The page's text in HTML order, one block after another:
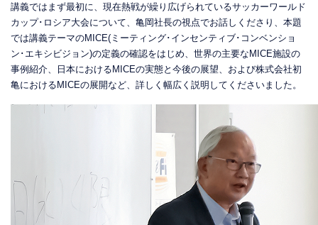
講義ではまず最初に、現在熱戦が繰り広げられているサッカーワールド
カップ･ロシア大会について、亀岡社長の視点でお話しくださり、本題
では講義テーマのMICE(ミーティング･インセンティブ･コンベンショ
ン･エキシビジョン)の定義の確認をはじめ、世界の主要なMICE施設の
事例紹介、日本におけるMICEの実態と今後の展望、および株式会社初
亀におけるMICEの展開など、詳しく幅広く説明してくださいました。